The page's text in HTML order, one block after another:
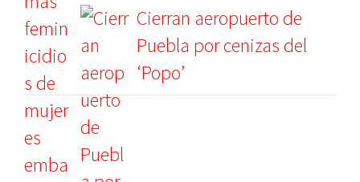
Cierran aeropuerto de
Puebla por cenizas del
‘Popo’